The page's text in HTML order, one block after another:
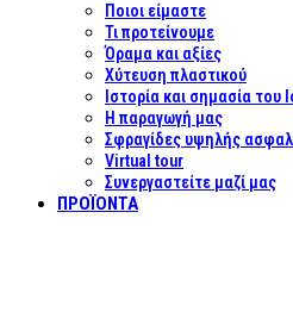
Ποιοι είμαστε
Τι προτείνουμε
Όραμα και αξίες
Χύτευση πλαστικού
Ιστορία και σημασία του
Η παραγωγή μας
Σφραγίδες υψηλής
Virtual tour
Συνεργαστείτε μαζί μας
ΠΡΟΪΌΝΤΑ